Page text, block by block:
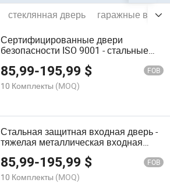
стеклянная дверь
гаражные
Сертифицированные двери
безопасности ISO 9001 - стальные
двери с высокой прочностью
85,99-195,99 $ FOB
10 Комплекты (MOQ)
Стальная защитная входная дверь -
тяжелая металлическая входная
дверь для внешнего использования,
антикоррозийная, по доступной цене,
сертифицированная ISO 9001
85,99-195,99 $ FOB
10 Комплекты (MOQ)